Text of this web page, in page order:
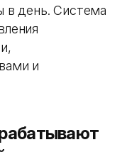
в день. Система
и